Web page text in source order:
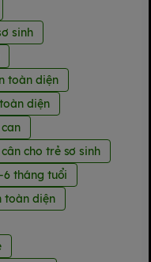
sinh
toàn diện
diện
cho trẻ sơ sinh
6 tháng tuổi
toàn diện